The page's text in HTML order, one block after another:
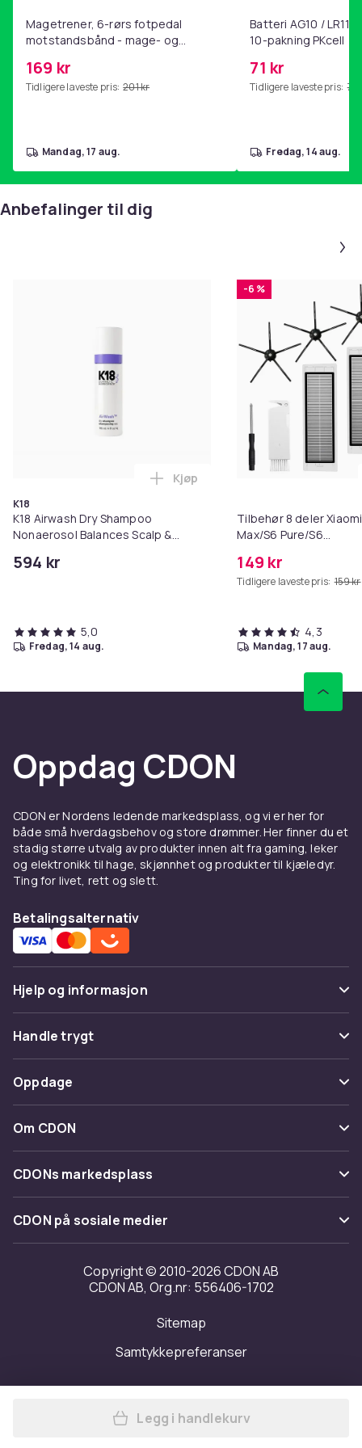
Magetrener, 6-rørs fotpedal
motstandsbånd - mage- og
hjemmegymnastikk Pink
169 kr
Tidligere laveste pris: 201 kr
mandag, 17 aug.
Batteri AG10 /
10-pakning PKcell
71 kr
Tidligere laveste pris: 76
fredag, 14 aug.
Anbefalinger til dig
K18
K18 Airwash Dry Shampoo
Nonaerosol Balances Scalp &
594 kr
Legg K18 Airwash Dry
Kjøp
5,0
fredag, 14 aug.
-6 %
Tilbehør 8 deler
Max/S6 Pure/S6
149 kr
Tidligere laveste pris: 159 kr
4,3
mandag, 17 aug.
Oppdag CDON
CDON er Nordens ledende markedsplass, og vi er her for
både små hverdagsbehov og store drømmer. Her finner du et
stadig større utvalg av produkter innen alt fra gaming, leker
og elektronikk til hage, skjønnhet og produkter til kjæledyr.
Ting for livet, rett og slett.
Betalingsalternativ
Hjelp og informasjon
Vanlige spørsmål
Spor pakke
Angre & returner her
Kontakt oss
Handle trygt
Betaling
Levering
Tilbakekallinger
Oppdage
Kategorier
Varemerker
Om CDON
Om oss
Kundeanmeldelser
Jobbe på CDON
Investor relations
Tilgjengelighet
CDONs markedsplass
Merchant Help Center
CDON på sosiale medier
Copyright © 2010-2026 CDON AB
CDON AB, Org.nr: 556406-1702
Sitemap
Samtykkepreferanser
Legg Sykkelkurvtrekk,
Legg i handlekurv